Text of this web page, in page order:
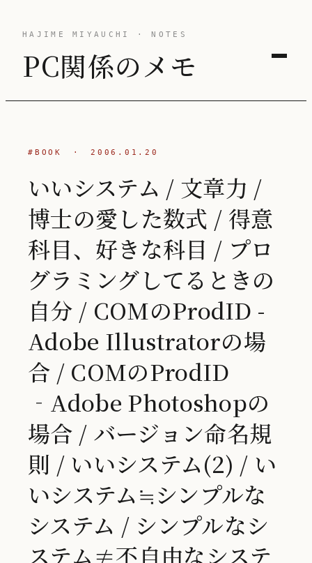
HAJIME MIYAUCHI · NOTES
PC関係のメモ
#BOOK · 2006.01.20
いいシステム / 文章力 /
博士の愛した数式 / 得意
科目、好きな科目 / プロ
グラミングしてるときの
自分 / COMのProdID -
Adobe Illustratorの場
合 / COMのProdID
‐Adobe Photoshopの
場合 / バージョン命名規
則 / いいシステム(2) / い
いシステム≒シンプルな
システム / シンプルなシ
ステム≠不自由なシステ